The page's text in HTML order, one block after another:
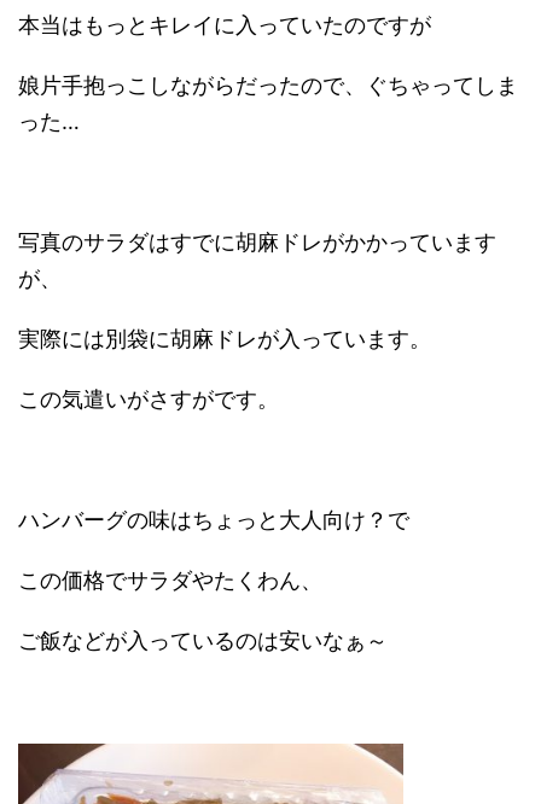
本当はもっとキレイに入っていたのですが
娘片手抱っこしながらだったので、ぐちゃってしま
った…
写真のサラダはすでに胡麻ドレがかかっています
が、
実際には別袋に胡麻ドレが入っています。
この気遣いがさすがです。
ハンバーグの味はちょっと大人向け？で
この価格でサラダやたくわん、
ご飯などが入っているのは安いなぁ～